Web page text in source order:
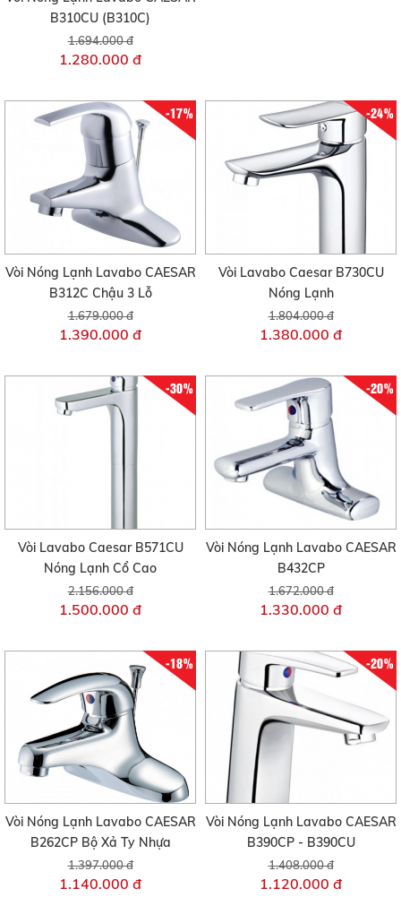
B310CU (B310C)
1.694.000 đ
1.280.000 đ
-17%
Vòi Nóng Lạnh Lavabo CAESAR
B312C Chậu 3 Lỗ
1.679.000 đ
1.390.000 đ
-24%
Vòi Lavabo Caesar B730CU
Nóng Lạnh
1.804.000 đ
1.380.000 đ
-30%
Vòi Lavabo Caesar B571CU
Nóng Lạnh Cổ Cao
2.156.000 đ
1.500.000 đ
-20%
Vòi Nóng Lạnh Lavabo CAESAR
B432CP
1.672.000 đ
1.330.000 đ
-18%
Vòi Nóng Lạnh Lavabo CAESAR
B262CP Bộ Xả Ty Nhựa
1.397.000 đ
1.140.000 đ
-20%
Vòi Nóng Lạnh Lavabo CAESAR
B390CP - B390CU
1.408.000 đ
1.120.000 đ